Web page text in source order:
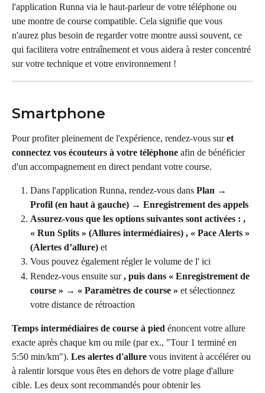
l'application Runna via le haut-parleur de votre téléphone ou
une montre de course compatible. Cela signifie que vous
n'aurez plus besoin de regarder votre montre aussi souvent, ce
qui facilitera votre entraînement et vous aidera à rester concentré
sur votre technique et votre environnement !
Smartphone
Pour profiter pleinement de l'expérience, rendez-vous sur et
connectez vos écouteurs à votre téléphone afin de bénéficier
d'un accompagnement en direct pendant votre course.
Dans l'application Runna, rendez-vous dans Plan →
Profil (en haut à gauche) → Enregistrement des appels
Assurez-vous que les options suivantes sont activées : ,
« Run Splits » (Allures intermédiaires) , « Pace Alerts »
(Alertes d’allure) et
Vous pouvez également régler le volume de l' ici
Rendez-vous ensuite sur , puis dans « Enregistrement de
course » → « Paramètres de course » et sélectionnez
votre distance de rétroaction
Temps intermédiaires de course à pied énoncent votre allure
exacte après chaque km ou mile (par ex., "Tour 1 terminé en
5:50 min/km"). Les alertes d'allure vous invitent à accélérer ou
à ralentir lorsque vous êtes en dehors de votre plage d'allure
cible. Les deux sont recommandés pour obtenir les